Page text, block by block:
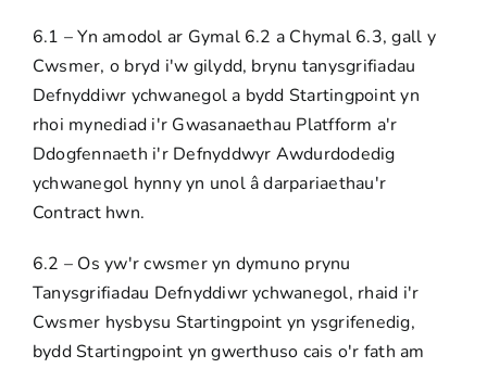
6.1 – Yn amodol ar Gymal 6.2 a Chymal 6.3, gall y
Cwsmer, o bryd i'w gilydd, brynu tanysgrifiadau
Defnyddiwr ychwanegol a bydd Startingpoint yn
rhoi mynediad i'r Gwasanaethau Platfform a'r
Ddogfennaeth i'r Defnyddwyr Awdurdodedig
ychwanegol hynny yn unol â darpariaethau'r
Contract hwn.
6.2 – Os yw'r cwsmer yn dymuno prynu
Tanysgrifiadau Defnyddiwr ychwanegol, rhaid i'r
Cwsmer hysbysu Startingpoint yn ysgrifenedig,
bydd Startingpoint yn gwerthuso cais o'r fath am